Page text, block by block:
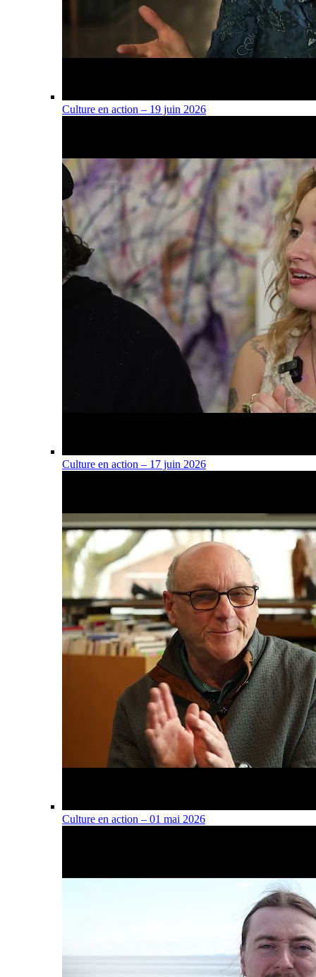
Culture en action – 19 juin 2026
Culture en action – 17 juin 2026
Culture en action – 01 mai 2026